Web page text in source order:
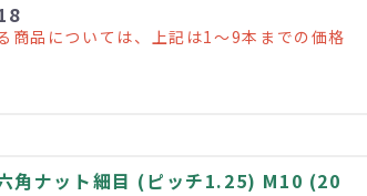
商品については、上記は1～9本までの価格
角ナット細目 (ピッチ1.25) M10 (20